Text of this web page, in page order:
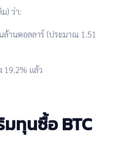
) ว่า:
ล้านดอลลาร์ (ประมาณ 1.51
19.2% แล้ว
ทุนซื้อ BTC